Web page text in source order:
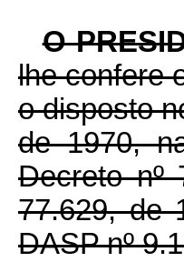
O
lhe confere
o disposto
de 1970,
Decreto nº
77.629, de
DASP nº